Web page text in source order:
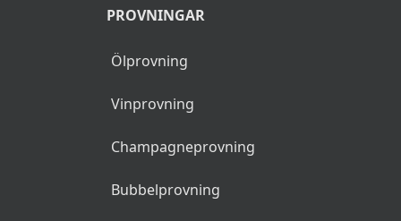
PROVNINGAR
Ölprovning
Vinprovning
Champagneprovning
Bubbelprovning